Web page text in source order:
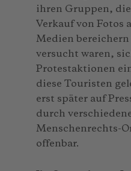
ihren Gruppen,
Verkauf von Fotos
Medien
versucht waren,
Protestaktionen
diese Touristen
erst später auf
durch
Menschenrechts-
offenbar.